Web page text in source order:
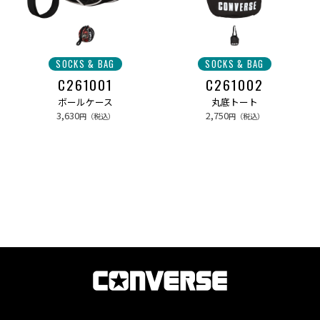
SOCKS & BAG
C261001
ボールケース
3,630円（税込）
SOCKS & BAG
C261002
丸底トート
2,750円（税込）